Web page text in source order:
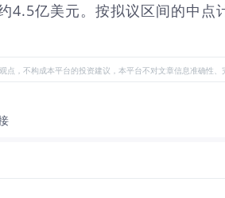
4.5亿美元。按拟议区间的中点
点，不构成本平台的投资建议，本平台不对文章信息准确性